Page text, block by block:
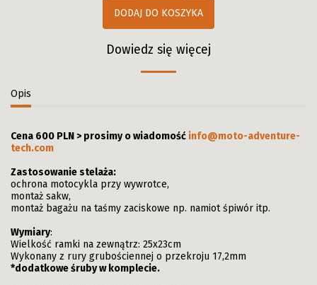
DODAJ DO KOSZYKA
Dowiedz się więcej
Opis
Cena 600 PLN > prosimy o wiadomość info@moto-adventure-
tech.com
Zastosowanie stelaża:
ochrona motocykla przy wywrotce,
montaż sakw,
montaż bagażu na taśmy zaciskowe np. namiot śpiwór itp.
Wymiary:
Wielkość ramki na zewnątrz: 25x23cm
Wykonany z rury grubościennej o przekroju 17,2mm
*dodatkowe śruby w komplecie.